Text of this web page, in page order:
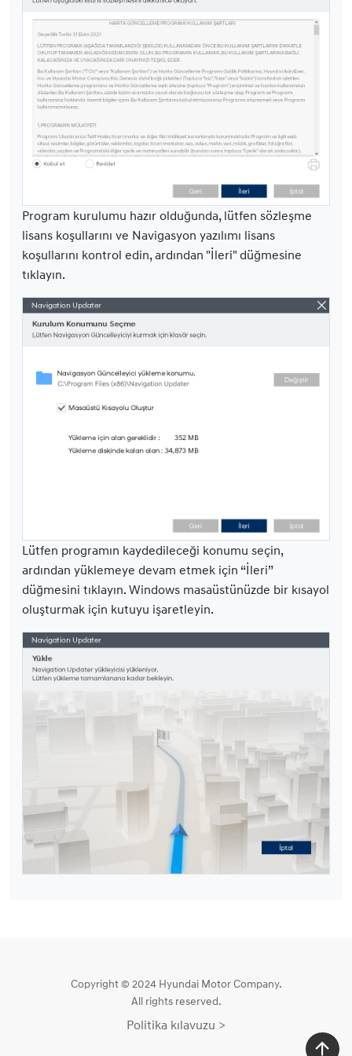
Program kurulumu hazır olduğunda, lütfen sözleşme
lisans koşullarını ve Navigasyon yazılımı lisans
koşullarını kontrol edin, ardından "İleri" düğmesine
tıklayın.
Lütfen programın kaydedileceği konumu seçin,
ardından yüklemeye devam etmek için “İleri”
düğmesini tıklayın. Windows masaüstünüzde bir kısayol
oluşturmak için kutuyu işaretleyin.
Copyright © 2024 Hyundai Motor Company.
All rights reserved.
Politika kılavuzu >